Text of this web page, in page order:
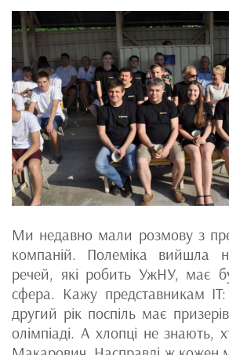
Ми недавно мали розмову з
компаній. Полеміка
речей, які робить УжНУ, має
сфера. Кажу представникам
другий рік поспіль має
олімпіаді. А хлопці не знають,